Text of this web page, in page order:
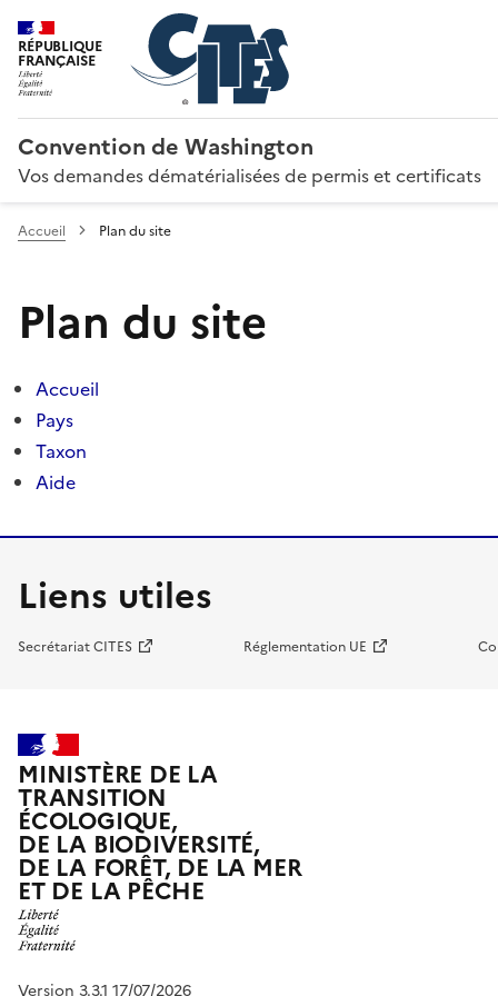
RÉPUBLIQUE
FRANÇAISE
Convention de Washington
Vos demandes dématérialisées de permis et certificats
Accueil Plan du site
Plan du site
Accueil
Pays
Taxon
Aide
Liens utiles
Secrétariat CITES Réglementation UE
MINISTÈRE DE LA
TRANSITION
ÉCOLOGIQUE,
DE LA BIODIVERSITÉ,
DE LA FORÊT, DE LA MER
ET DE LA PÊCHE